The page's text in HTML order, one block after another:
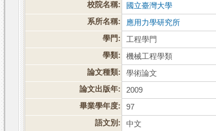
校院名稱:
國立臺灣大學
系所名稱:
應用力學研究所
學門:
工程學門
學類:
機械工程學類
論文種類:
學術論文
論文出版年:
2009
畢業學年度:
97
語文別:
中文